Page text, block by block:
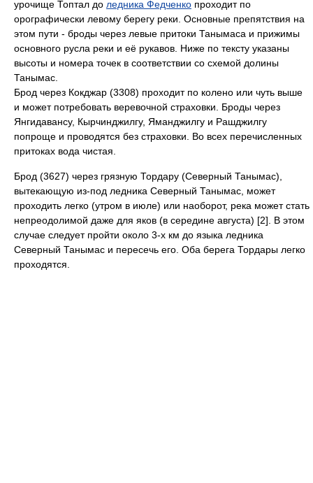
урочище Топтал до ледника Федченко проходит по
орографически левому берегу реки. Основные препятствия на
этом пути - броды через левые притоки Танымаса и прижимы
основного русла реки и её рукавов. Ниже по тексту указаны
высоты и номера точек в соответствии со схемой долины
Танымас.
Брод через Кокджар (3308) проходит по колено или чуть выше
и может потребовать веревочной страховки. Броды через
Янгидавансу, Кырчинджилгу, Яманджилгу и Рашджилгу
попроще и проводятся без страховки. Во всех перечисленных
притоках вода чистая.
Брод (3627) через грязную Тордару (Северный Танымас),
вытекающую из-под ледника Северный Танымас, может
проходить легко (утром в июле) или наоборот, река может стать
непреодолимой даже для яков (в середине августа) [2]. В этом
случае следует пройти около 3-х км до языка ледника
Северный Танымас и пересечь его. Оба берега Тордары легко
проходятся.